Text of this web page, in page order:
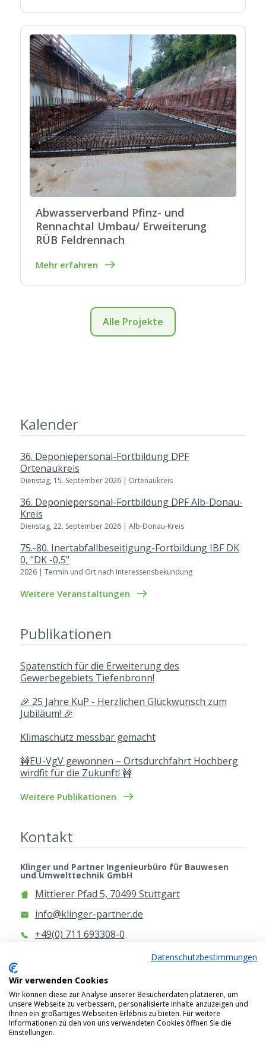
Abwasserverband Pfinz- und
Rennachtal Umbau/ Erweiterung
RÜB Feldrennach
Mehr erfahren
Alle Projekte
Kalender
36. Deponiepersonal-Fortbildung DPF
Ortenaukreis
Dienstag, 15. September 2026 | Ortenaukreis
36. Deponiepersonal-Fortbildung DPF Alb-Donau-
Kreis
Dienstag, 22. September 2026 | Alb-Donau-Kreis
75.-80. Inertabfallbeseitigung-Fortbildung IBF DK
0, "DK -0,5"
2026 | Termin und Ort nach Interessensbekundung
Weitere Veranstaltungen
Publikationen
Spatenstich für die Erweiterung des
Gewerbegebiets Tiefenbronn!
🎉 25 Jahre KuP - Herzlichen Glückwunsch zum
Jubiläum! 🎉
Klimaschutz messbar gemacht
🚧EU-VgV gewonnen – Ortsdurchfahrt Hochberg
wirdfit für die Zukunft! 🚧
Weitere Publikationen
Kontakt
Klinger und Partner Ingenieurbüro für Bauwesen
und Umwelttechnik GmbH
Mittlerer Pfad 5, 70499 Stuttgart
info@klinger-partner.de
+49(0) 711 693308-0
Anfahrt
Datenschutzbestimmungen
Wir verwenden Cookies
Wir können diese zur Analyse unserer Besucherdaten platzieren, um
unsere Webseite zu verbessern, personalisierte Inhalte anzuzeigen und
Ihnen ein großartiges Webseiten-Erlebnis zu bieten. Für weitere
Informationen zu den von uns verwendeten Cookies öffnen Sie die
Einstellungen.